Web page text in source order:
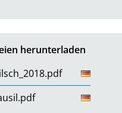
herunterladen